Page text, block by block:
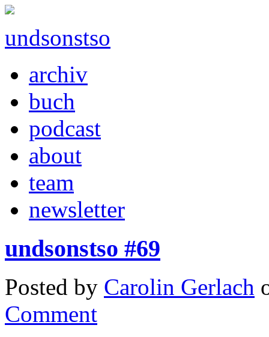
undsonstso
archiv
buch
podcast
about
team
newsletter
undsonstso #69
Posted by Carolin Gerlach
Comment